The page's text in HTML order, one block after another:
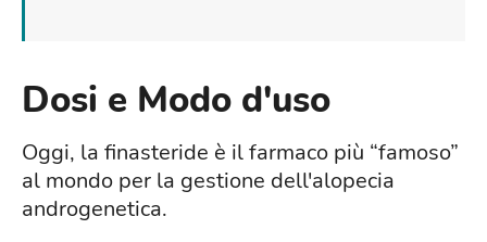
Dosi e Modo d'uso
Oggi, la finasteride è il farmaco più “famoso”
al mondo per la gestione dell'alopecia
androgenetica.